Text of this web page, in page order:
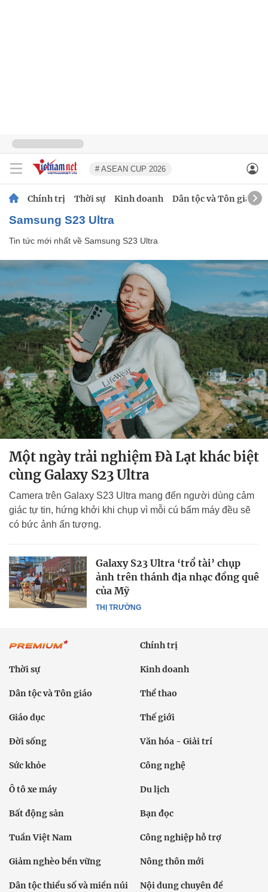
# ASEAN CUP 2026
Chính trị Thời sự Kinh doanh Dân tộc và Tôn giáo
Samsung S23 Ultra
Tin tức mới nhất về Samsung S23 Ultra
Một ngày trải nghiệm Đà Lạt khác biệt
cùng Galaxy S23 Ultra
Camera trên Galaxy S23 Ultra mang đến người dùng cảm
giác tự tin, hứng khởi khi chụp vì mỗi cú bấm máy đều sẽ
có bức ảnh ấn tượng.
THỊ TRƯỜNG
Galaxy S23 Ultra ‘trổ tài’ chụp
ảnh trên thánh địa nhạc đồng quê
của Mỹ
Chính trị
Thời sự Kinh doanh
Dân tộc và Tôn giáo Thể thao
Giáo dục Thế giới
Đời sống Văn hóa - Giải trí
Sức khỏe Công nghệ
Ô tô xe máy Du lịch
Bất động sản Bạn đọc
Tuần Việt Nam Công nghiệp hỗ trợ
Giảm nghèo bền vững Nông thôn mới
Dân tộc thiểu số và miền núi Nội dung chuyên đề